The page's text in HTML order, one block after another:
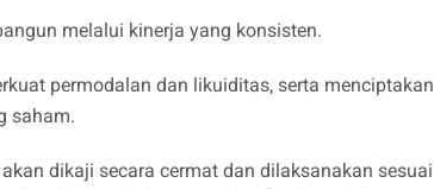
melalui kinerja yang konsisten.
permodalan dan likuiditas, serta menciptakan
saham.
dikaji secara cermat dan dilaksanakan sesuai